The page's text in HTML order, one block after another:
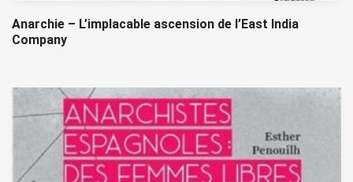
Anarchie – L’implacable ascension de l’East India
Company